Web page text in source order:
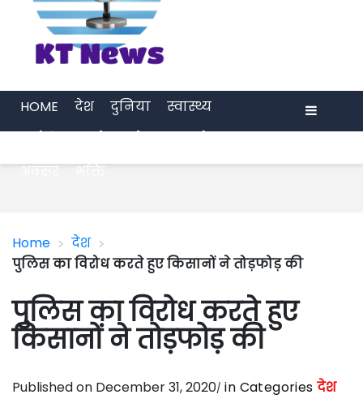
HOME देश दुनिया
स्वास्थ्य
अवसर
भक्ति
Home > देश >
पुलिस का विरोध करते हुए किसानों ने तोड़फोड़ की
पुलिस का विरोध करते हुए
किसानों ने तोड़फोड़ की
Published on December 31, 2020 in Categories देश